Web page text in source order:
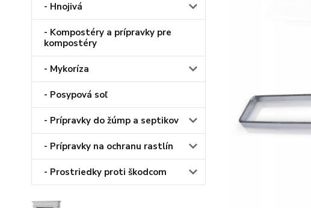
- Hnojivá
- Kompostéry a prípravky pre
kompostéry
- Mykoríza
- Posypová soľ
- Prípravky do žúmp a septikov
- Prípravky na ochranu rastlín
- Prostriedky proti škodcom